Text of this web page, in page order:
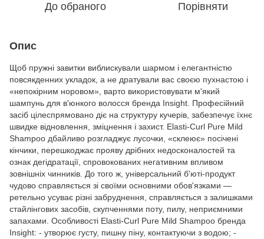
До обраного Порівняти
Опис
Щоб пружні завитки виблискували шармом і елегантністю
повсякденних укладок, а не дратували вас своєю пухнастою і
«непокірним норовом», варто використовувати м'який
шампунь для в'юнкого волосся бренда Insight. Професійний
засіб цілеспрямовано діє на структуру кучерів, забезпечує їхнє
швидке відновлення, зміцнення і захист. Elasti-Curl Pure Mild
Shampoo дбайливо розгладжує лусочки, «склеює» посічені
кінчики, перешкоджає прояву дрібних недосконалостей та
ознак дегідратації, спровокованих негативним впливом
зовнішніх чинників. До того ж, універсальний б'юті-продукт
чудово справляється зі своїми основними обов'язками —
ретельно усуває різні забруднення, справляється з залишками
стайлінгових засобів, скупченнями поту, пилу, неприємними
запахами. Особливості Elasti-Curl Pure Mild Shampoo бренда
Insight: - утворює густу, пишну піну, контактуючи з водою; -